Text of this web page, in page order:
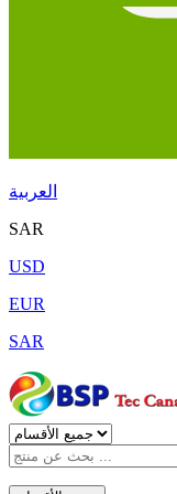
العربية
SAR
USD
EUR
SAR